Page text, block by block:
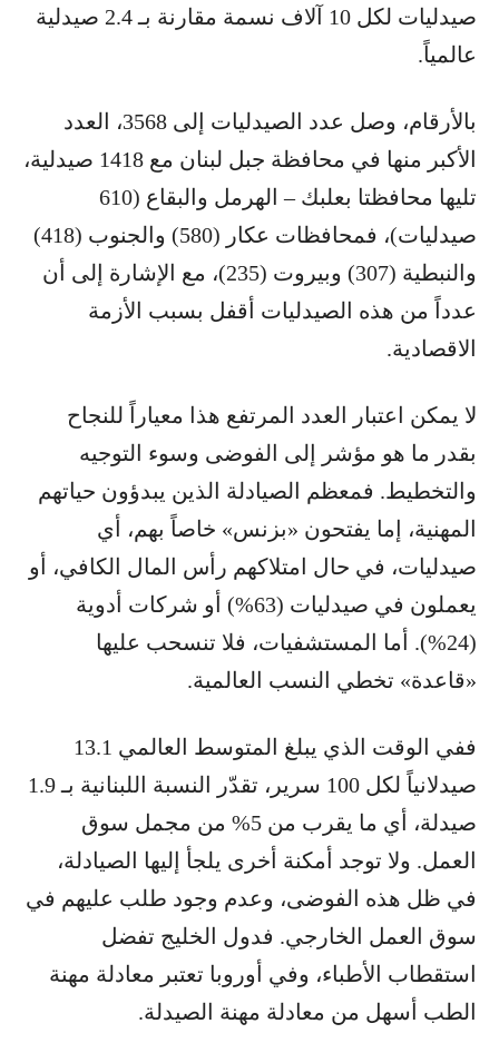
صيدليات لكل 10 آلاف نسمة مقارنة بـ 2.4 صيدلية
عالمياً.
بالأرقام، وصل عدد الصيدليات إلى 3568، العدد
الأكبر منها في محافظة جبل لبنان مع 1418 صيدلية،
تليها محافظتا بعلبك – الهرمل والبقاع (610
صيدليات)، فمحافظات عكار (580) والجنوب (418)
والنبطية (307) وبيروت (235)، مع الإشارة إلى أن
عدداً من هذه الصيدليات أقفل بسبب الأزمة
الاقصادية.
لا يمكن اعتبار العدد المرتفع هذا معياراً للنجاح
بقدر ما هو مؤشر إلى الفوضى وسوء التوجيه
والتخطيط. فمعظم الصيادلة الذين يبدؤون حياتهم
المهنية، إما يفتحون «بزنس» خاصاً بهم، أي
صيدليات، في حال امتلاكهم رأس المال الكافي، أو
يعملون في صيدليات (63%) أو شركات أدوية
(24%). أما المستشفيات، فلا تنسحب عليها
«قاعدة» تخطي النسب العالمية.
ففي الوقت الذي يبلغ المتوسط العالمي 13.1
صيدلانياً لكل 100 سرير، تقدّر النسبة اللبنانية بـ 1.9
صيدلة، أي ما يقرب من 5% من مجمل سوق
العمل. ولا توجد أمكنة أخرى يلجأ إليها الصيادلة،
في ظل هذه الفوضى، وعدم وجود طلب عليهم في
سوق العمل الخارجي. فدول الخليج تفضل
استقطاب الأطباء، وفي أوروبا تعتبر معادلة مهنة
الطب أسهل من معادلة مهنة الصيدلة.